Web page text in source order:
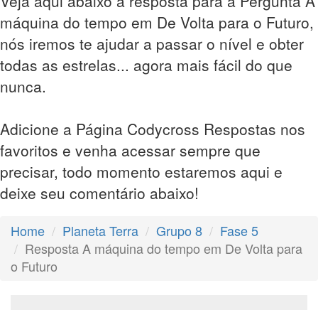
máquina do tempo em De Volta para o Futuro,
nós iremos te ajudar a passar o nível e obter
todas as estrelas... agora mais fácil do que
nunca.
Adicione a Página Codycross Respostas nos
favoritos e venha acessar sempre que
precisar, todo momento estaremos aqui e
deixe seu comentário abaixo!
Home Planeta Terra Grupo 8
Fase 5
Resposta A máquina do tempo em De Volta para
o Futuro